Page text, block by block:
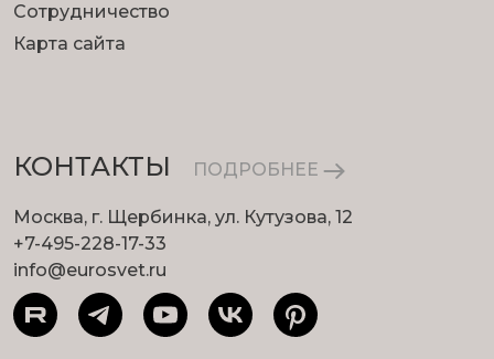
Сотрудничество
Карта сайта
КОНТАКТЫ ПОДРОБНЕЕ
Москва, г. Щербинка, ул. Кутузова, 12
+7-495-228-17-33
info@eurosvet.ru